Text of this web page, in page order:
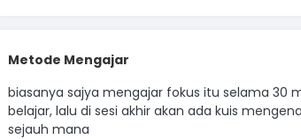
Metode Mengajar
biasanya sajya mengajar fokus itu selama 30
belajar, lalu di sesi akhir akan ada kuis
sejauh mana